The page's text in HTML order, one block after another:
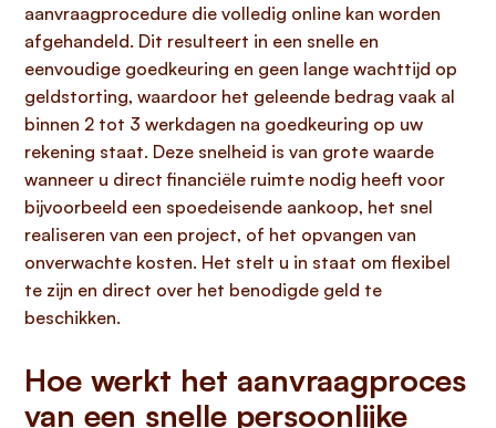
aanvraagprocedure die volledig online kan worden
afgehandeld. Dit resulteert in een snelle en
eenvoudige goedkeuring en geen lange wachttijd op
geldstorting, waardoor het geleende bedrag vaak al
binnen 2 tot 3 werkdagen na goedkeuring op uw
rekening staat. Deze snelheid is van grote waarde
wanneer u direct financiële ruimte nodig heeft voor
bijvoorbeeld een spoedeisende aankoop, het snel
realiseren van een project, of het opvangen van
onverwachte kosten. Het stelt u in staat om flexibel
te zijn en direct over het benodigde geld te
beschikken.
Hoe werkt het aanvraagproces
van een snelle persoonlijke